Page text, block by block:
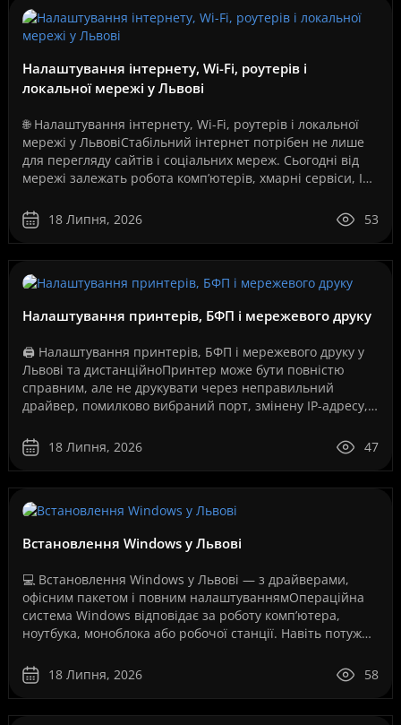
Налаштування інтернету, Wi-Fi, роутерів і
локальної мережі у Львові
🌐 Налаштування інтернету, Wi-Fi, роутерів і локальної
мережі у ЛьвовіСтабільний інтернет потрібен не лише
для перегляду сайтів і соціальних мереж. Сьогодні від
мережі залежать робота комп’ютерів, хмарні сервіси, IP-
18 Липня, 2026
53
Налаштування принтерів, БФП і мережевого друку
🖨️ Налаштування принтерів, БФП і мережевого друку у
Львові та дистанційноПринтер може бути повністю
справним, але не друкувати через неправильний
драйвер, помилково вибраний порт, змінену IP-адресу,
18 Липня, 2026
47
Встановлення Windows у Львові
💻 Встановлення Windows у Львові — з драйверами,
офісним пакетом і повним налаштуваннямОпераційна
система Windows відповідає за роботу комп’ютера,
ноутбука, моноблока або робочої станції. Навіть потужне
18 Липня, 2026
58